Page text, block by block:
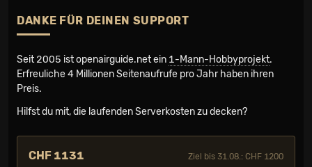
DANKE FÜR DEINEN SUPPORT
Seit 2005 ist openairguide.net ein 1-Mann-Hobbyprojekt.
Erfreuliche 4 Millionen Seiten­aufrufe pro Jahr haben ihren
Preis.
Hilfst du mit, die laufenden Serverkosten zu decken?
CHF 1131 Ziel bis 31.08.: CHF 1200